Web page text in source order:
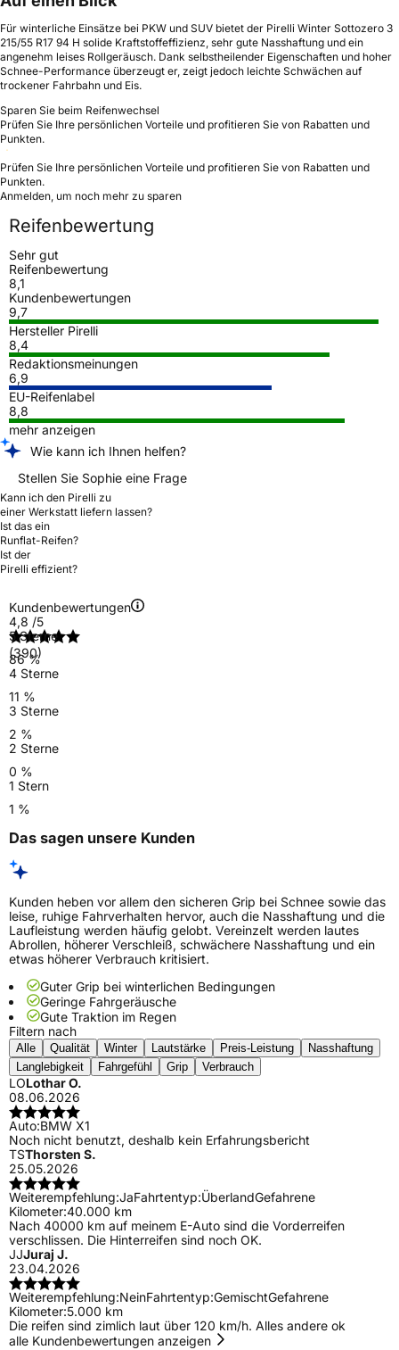
Für winterliche Einsätze bei PKW und SUV bietet der Pirelli Winter Sottozero 3
215/55 R17 94 H solide Kraftstoffeffizienz, sehr gute Nasshaftung und ein
angenehm leises Rollgeräusch. Dank selbstheilender Eigenschaften und hoher
Schnee-Performance überzeugt er, zeigt jedoch leichte Schwächen auf
trockener Fahrbahn und Eis.
Sparen Sie beim Reifenwechsel
Prüfen Sie Ihre persönlichen Vorteile und profitieren Sie von Rabatten und
Punkten.
Prüfen Sie Ihre persönlichen Vorteile und profitieren Sie von Rabatten und
Punkten.
Anmelden, um noch mehr zu sparen
Reifenbewertung
Sehr gut
Reifenbewertung
8,1
Kundenbewertungen
9,7
Hersteller Pirelli
8,4
Redaktionsmeinungen
6,9
EU-Reifenlabel
8,8
mehr anzeigen
Wie kann ich Ihnen helfen?
Stellen Sie Sophie eine Frage
Kann ich den Pirelli zu
einer Werkstatt liefern lassen?
Ist das ein
Runflat-Reifen?
Ist der
Pirelli effizient?
Kundenbewertungen
4,8 /5
(390)
5 Sterne
86 %
4 Sterne
11 %
3 Sterne
2 %
2 Sterne
0 %
1 Stern
1 %
Das sagen unsere Kunden
Kunden heben vor allem den sicheren Grip bei Schnee sowie das
leise, ruhige Fahrverhalten hervor, auch die Nasshaftung und die
Laufleistung werden häufig gelobt. Vereinzelt werden lautes
Abrollen, höherer Verschleiß, schwächere Nasshaftung und ein
etwas höherer Verbrauch kritisiert.
Guter Grip bei winterlichen Bedingungen
Geringe Fahrgeräusche
Gute Traktion im Regen
Filtern nach
Alle Qualität Winter Lautstärke Preis-Leistung
Nasshaftung
Langlebigkeit
Fahrgefühl Grip Verbrauch
LOLothar O.
08.06.2026
Auto:BMW X1
Noch nicht benutzt, deshalb kein Erfahrungsbericht
TSThorsten S.
25.05.2026
Weiterempfehlung:JaFahrtentyp:ÜberlandGefahrene
Kilometer:40.000 km
Nach 40000 km auf meinem E-Auto sind die Vorderreifen
verschlissen. Die Hinterreifen sind noch OK.
JJJuraj J.
23.04.2026
Weiterempfehlung:NeinFahrtentyp:GemischtGefahrene
Kilometer:5.000 km
Die reifen sind zimlich laut über 120 km/h. Alles andere ok
alle Kundenbewertungen anzeigen